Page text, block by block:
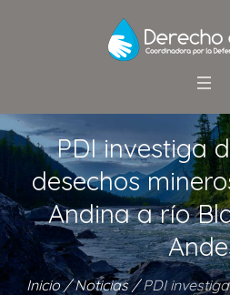
PDI investiga
desechos
Andina a río
Inicio /Noticias /PDI